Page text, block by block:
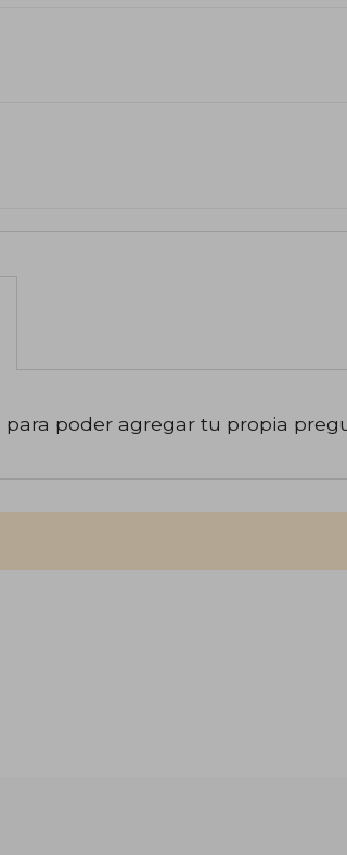
para poder agregar tu propia